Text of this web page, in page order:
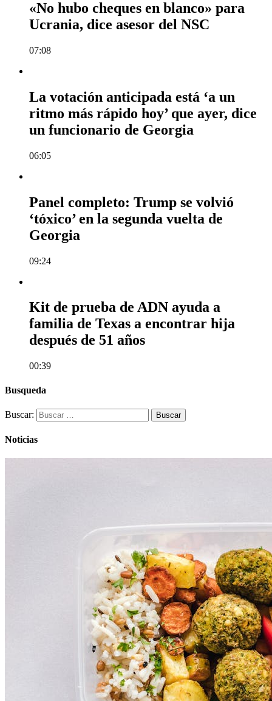
«No hubo cheques en blanco» para
Ucrania, dice asesor del NSC
07:08
La votación anticipada está ‘a un
ritmo más rápido hoy’ que ayer, dice
un funcionario de Georgia
06:05
Panel completo: Trump se volvió
‘tóxico’ en la segunda vuelta de
Georgia
09:24
Kit de prueba de ADN ayuda a
familia de Texas a encontrar hija
después de 51 años
00:39
Busqueda
Buscar:
Noticias